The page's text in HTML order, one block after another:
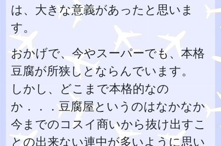
は、大きな意義があったと思いま
す。
おかげで、今やスーパーでも、本格
豆腐が所狭しとならんでいます。
しかし、どこまで本格的なの
か．．．豆腐屋というのはなかなか
今までのコスイ商いから抜け出すこ
との出来ない連中が多いように思い